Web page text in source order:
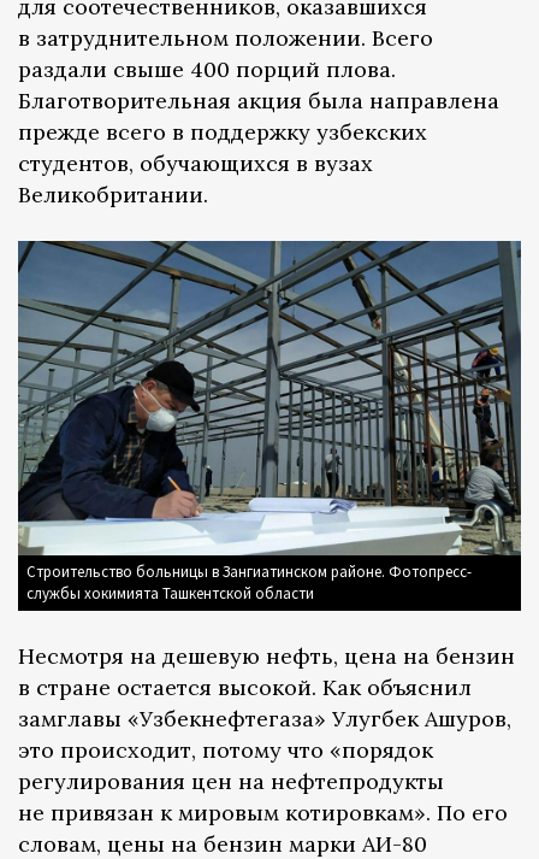
для соотечественников, оказавшихся
в затруднительном положении. Всего
раздали свыше 400 порций плова.
Благотворительная акция была направлена
прежде всего в поддержку узбекских
студентов, обучающихся в вузах
Великобритании.
Строительство больницы в Зангиатинском районе. Фотопресс-
службы хокимията Ташкентской области
Несмотря на дешевую нефть, цена на бензин
в стране остается высокой. Как объяснил
замглавы «Узбекнефтегаза» Улугбек Ашуров,
это происходит, потому что «порядок
регулирования цен на нефтепродукты
не привязан к мировым котировкам». По его
словам, цены на бензин марки АИ-80